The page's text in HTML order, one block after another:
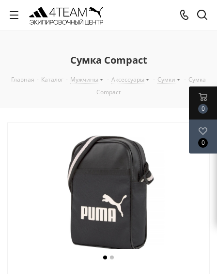
Сумка Compact
Главная - Каталог - Мужчины - Аксессуары - Сумки - Сумка
Compact
0
0